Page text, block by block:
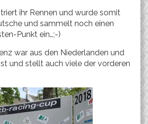
ihr Rennen und wurde somit
und sammelt noch einen
Punkt ein…;-)
war aus den Niederlanden und
und stellt auch viele der vorderen